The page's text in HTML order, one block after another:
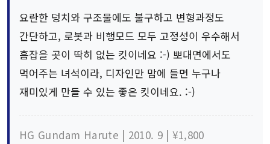
요란한 덩치와 구조물에도 불구하고 변형과정도
간단하고, 로봇과 비행모드 모두 고정성이 우수해서
흠잡을 곳이 딱히 없는 킷이네요 :-) 뽀대면에서도
먹어주는 녀석이라, 디자인만 맘에 들면 누구나
재미있게 만들 수 있는 좋은 킷이네요. :-)
HG Gundam Harute | 2010. 9 | ¥1,800